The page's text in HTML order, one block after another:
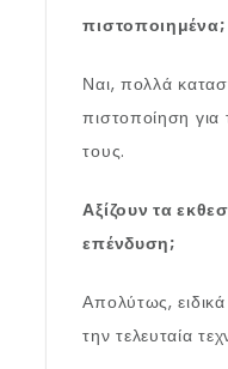
πιστοποιημένα;
Ναι, πολλά
πιστοποίηση για
τους.
Αξίζουν τα
επένδυση;
Απολύτως,
την τελευταία